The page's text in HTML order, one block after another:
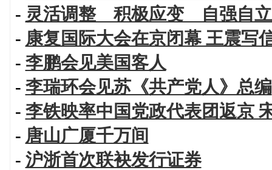
- 灵活调整 积极应变 自强自立
- 康复国际大会在京闭幕 王震写
- 李鹏会见美国客人
- 李瑞环会见苏《共产党人》总编
- 李铁映率中国党政代表团返京
- 唐山广厦千万间
- 沪浙首次联袂发行证券